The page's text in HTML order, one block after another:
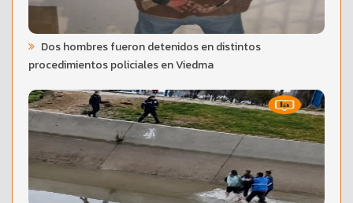
Dos hombres fueron detenidos en distintos
procedimientos policiales en Viedma